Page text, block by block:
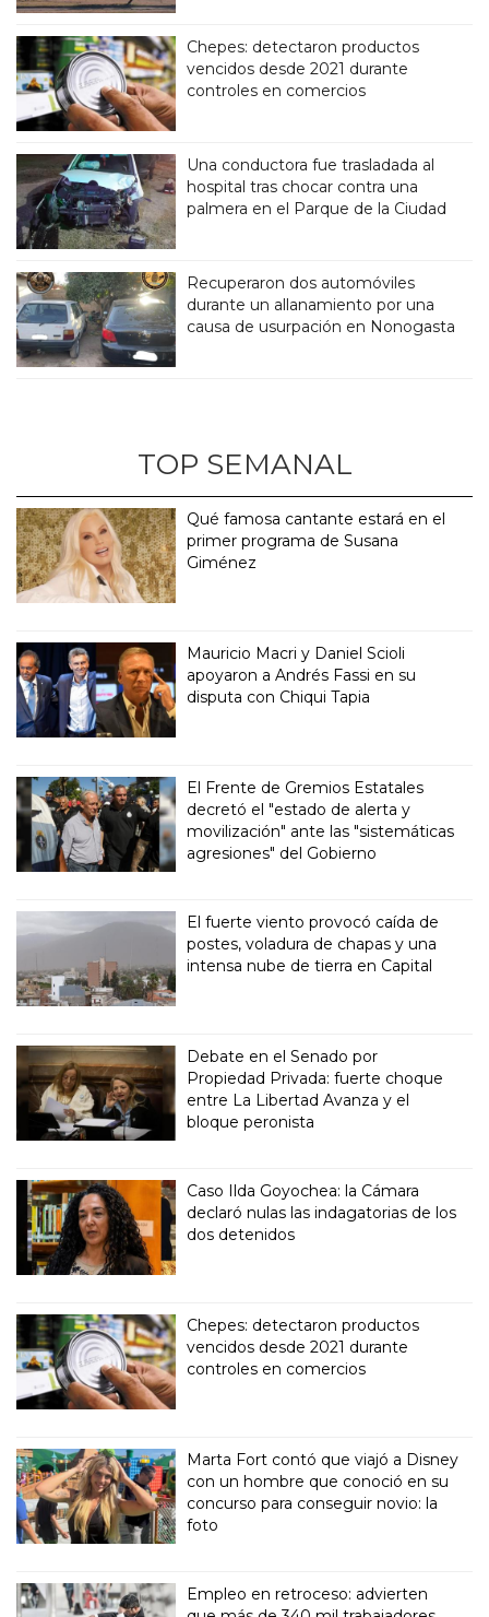
Chepes: detectaron productos
vencidos desde 2021 durante
controles en comercios
Una conductora fue trasladada al
hospital tras chocar contra una
palmera en el Parque de la Ciudad
Recuperaron dos automóviles
durante un allanamiento por una
causa de usurpación en Nonogasta
TOP SEMANAL
Qué famosa cantante estará en el
primer programa de Susana
Giménez
Mauricio Macri y Daniel Scioli
apoyaron a Andrés Fassi en su
disputa con Chiqui Tapia
El Frente de Gremios Estatales
decretó el "estado de alerta y
movilización" ante las "sistemáticas
agresiones" del Gobierno
El fuerte viento provocó caída de
postes, voladura de chapas y una
intensa nube de tierra en Capital
Debate en el Senado por
Propiedad Privada: fuerte choque
entre La Libertad Avanza y el
bloque peronista
Caso Ilda Goyochea: la Cámara
declaró nulas las indagatorias de los
dos detenidos
Chepes: detectaron productos
vencidos desde 2021 durante
controles en comercios
Marta Fort contó que viajó a Disney
con un hombre que conoció en su
concurso para conseguir novio: la
foto
Empleo en retroceso: advierten